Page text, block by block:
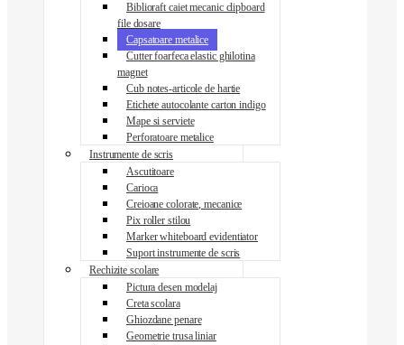
Biblioraft caiet mecanic clipboard
file dosare
Capsatoare metalice
Cutter foarfeca elastic ghilotina
magnet
Cub notes-articole de hartie
Etichete autocolante carton indigo
Mape si serviete
Perforatoare metalice
Instrumente de scris
Ascutitoare
Carioca
Creioane colorate, mecanice
Pix roller stilou
Marker whiteboard evidentiator
Suport instrumente de scris
Rechizite scolare
Pictura desen modelaj
Creta scolara
Ghiozdane penare
Geometrie trusa liniar